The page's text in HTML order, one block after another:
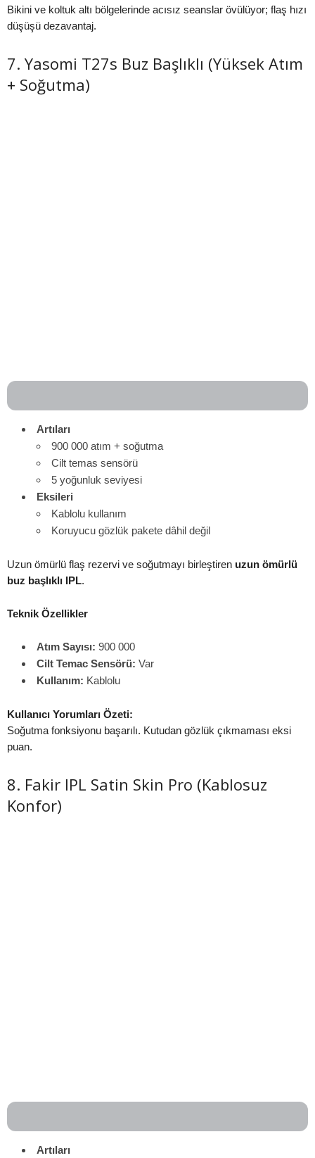
Bikini ve koltuk altı bölgelerinde acısız seanslar övülüyor; flaş hızı
düşüşü dezavantaj.
7. Yasomi T27s Buz Başlıklı (Yüksek Atım
+ Soğutma)
Artıları
900 000 atım + soğutma
Cilt temas sensörü
5 yoğunluk seviyesi
Eksileri
Kablolu kullanım
Koruyucu gözlük pakete dâhil değil
Uzun ömürlü flaş rezervi ve soğutmayı birleştiren uzun ömürlü
buz başlıklı IPL.
Teknik Özellikler
Atım Sayısı: 900 000
Cilt Temас Sensörü: Var
Kullanım: Kablolu
Kullanıcı Yorumları Özeti:
Soğutma fonksiyonu başarılı. Kutudan gözlük çıkmaması eksi
puan.
8. Fakir IPL Satin Skin Pro (Kablosuz
Konfor)
Artıları